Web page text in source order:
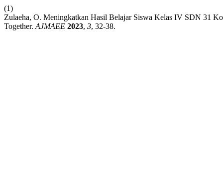
(1)
Zulaeha, O. Meningkatkan Hasil Belajar Siswa Kelas IV SDN 31
Together. AJMAEE 2023, 3, 32-38.